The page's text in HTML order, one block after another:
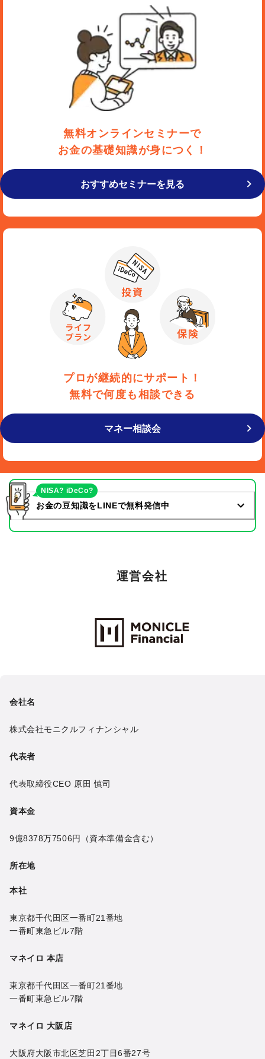
無料オンラインセミナーで
お金の基礎知識が身につく！
おすすめセミナーを見る
プロが継続的にサポート！
無料で何度も相談できる
マネー相談会
お金の豆知識をLINEで無料発信中
NISA? iDeCo?
運営会社
Monicle Financial Inc.
会社名
株式会社モニクルフィナンシャル
代表者
代表取締役CEO 原田 慎司
資本金
9億8378万7506円 （資本準備金含む）
所在地
本社
東京都千代田区一番町21番地
一番町東急ビル7階
マネイロ 本店
東京都千代田区一番町21番地
一番町東急ビル7階
マネイロ 大阪店
大阪府大阪市北区芝田2丁目6番27号